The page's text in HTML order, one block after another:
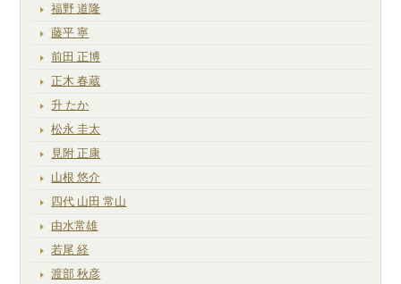
福野 道隆
藤平 寧
前田 正博
正木 春蔵
升 たか
松永 圭太
見附 正康
山根 悠介
四代 山田 常山
由水常雄
若尾 経
渡部 秋彦